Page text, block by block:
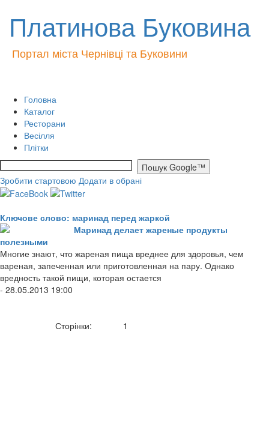
Платинова Буковина
Портал міста Чернівці та Буковини
Головна
Каталог
Ресторани
Весілля
Плітки
Зробити стартовою Додати в обрані
Ключове слово: маринад перед жаркой
Маринад делает жареные продукты
полезными
Многие знают, что жареная пища вреднее для здоровья, чем
вареная, запеченная или приготовленная на пару. Однако
вредность такой пищи, которая остается
- 28.05.2013 19:00
Сторінки: 1